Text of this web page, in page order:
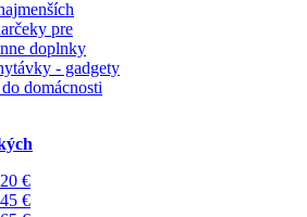
pre
doplnky
- gadgety
domácnosti
€
€